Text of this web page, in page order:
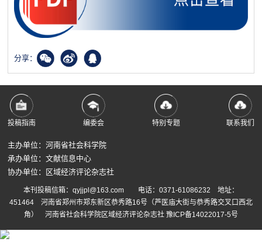
分享：
投稿指南 编委会 特别专题 联系我们
主办单位：河南省社会科学院
承办单位：文献信息中心
协办单位：区域经济评论杂志社
本刊投稿信箱：qyjjpl@163.com 电话：0371-61086232 地址：
451464 河南省郑州市郑东新区恭秀路16号（芦医庙大街与恭秀路交叉口西北
角） 河南省社会科学院区域经济评论杂志社 豫ICP备14022017-5号